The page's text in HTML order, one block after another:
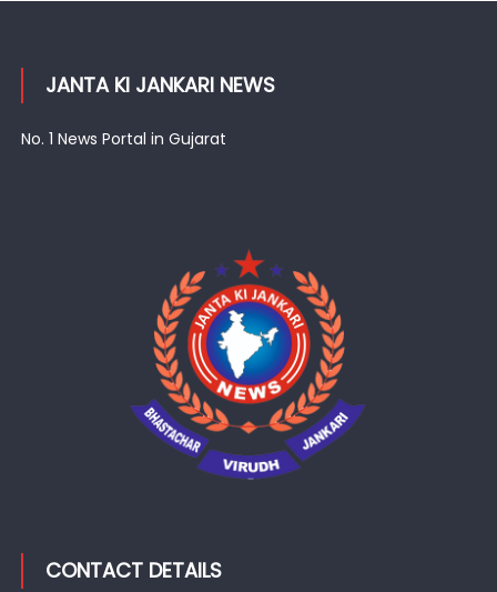
JANTA KI JANKARI NEWS
No. 1 News Portal in Gujarat
CONTACT DETAILS